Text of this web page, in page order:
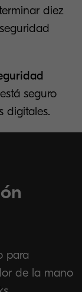
diez
seguro
digitales.
para
de la mano